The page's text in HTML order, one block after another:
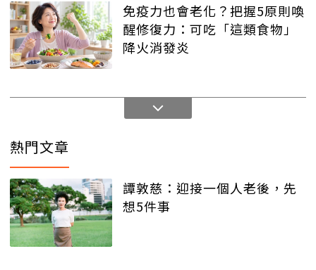
免疫力也會老化？把握5原則喚
醒修復力：可吃「這類食物」
降火消發炎
熱門文章
譚敦慈：迎接一個人老後，先
想5件事